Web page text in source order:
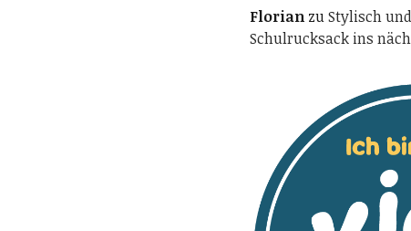
FlorianzuStylisch
Schulrucksack ins